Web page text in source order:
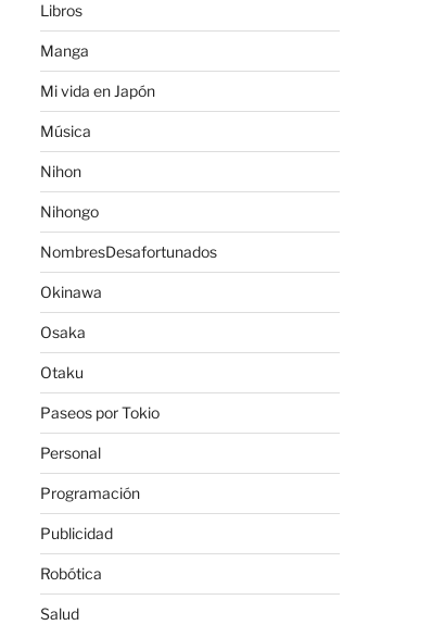
Libros
Manga
Mi vida en Japón
Música
Nihon
Nihongo
NombresDesafortunados
Okinawa
Osaka
Otaku
Paseos por Tokio
Personal
Programación
Publicidad
Robótica
Salud